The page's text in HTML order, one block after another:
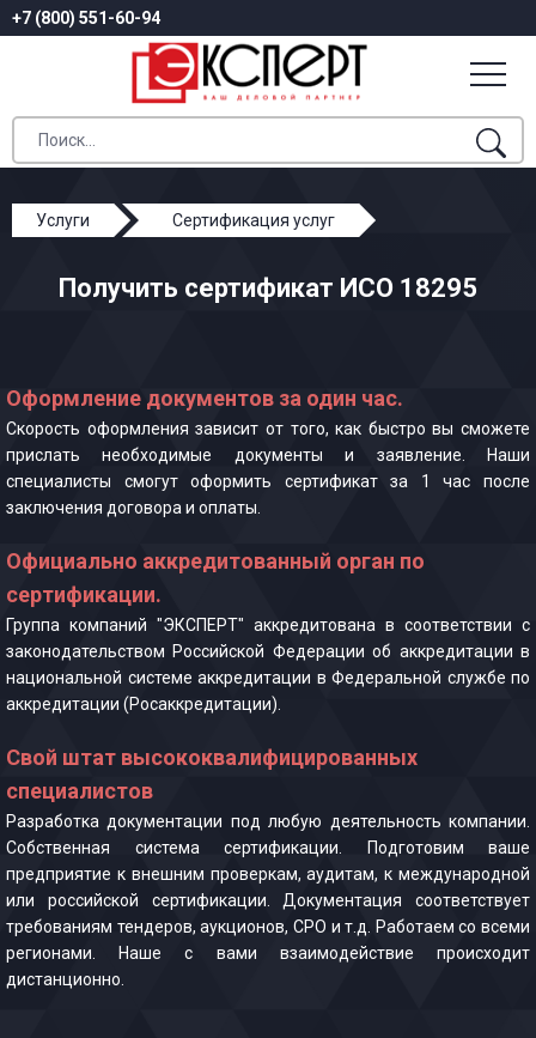
+7 (800) 551-60-94
Услуги
Сертификация услуг
Получить сертификат ИСО 18295
Оформление документов за один час.
Скорость оформления зависит от того, как быстро вы сможете
прислать необходимые документы и заявление. Наши
специалисты смогут оформить сертификат за 1 час после
заключения договора и оплаты.
Официально аккредитованный орган по
сертификации.
Группа компаний "ЭКСПЕРТ" аккредитована в соответствии с
законодательством Российской Федерации об аккредитации в
национальной системе аккредитации в Федеральной службе по
аккредитации (Росаккредитации).
Свой штат высококвалифицированных
специалистов
Разработка документации под любую деятельность компании.
Собственная система сертификации. Подготовим ваше
предприятие к внешним проверкам, аудитам, к международной
или российской сертификации. Документация соответствует
требованиям тендеров, аукционов, СРО и т.д. Работаем со всеми
регионами. Наше с вами взаимодействие происходит
дистанционно.